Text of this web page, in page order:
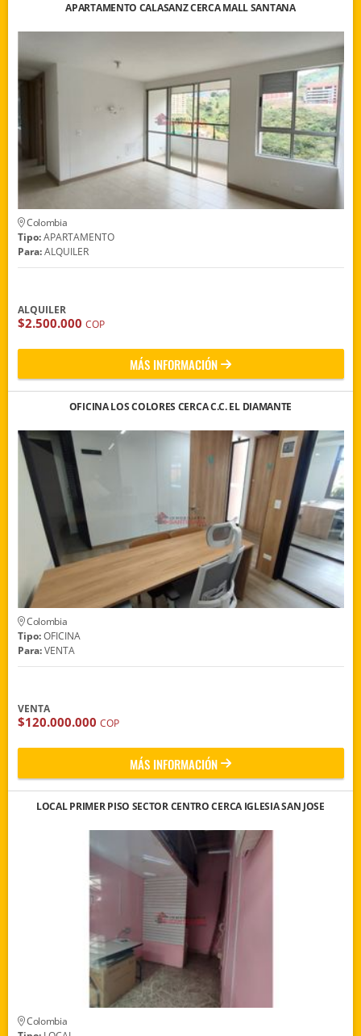
APARTAMENTO CALASANZ CERCA MALL SANTANA
Colombia
Tipo:APARTAMENTO
Para:ALQUILER
ALQUILER
$2.500.000 COP
MÁS INFORMACIÓN
OFICINA LOS COLORES CERCA C.C. EL DIAMANTE
Colombia
Tipo:OFICINA
Para:VENTA
VENTA
$120.000.000 COP
MÁS INFORMACIÓN
LOCAL PRIMER PISO SECTOR CENTRO CERCA IGLESIA SAN JOSE
Colombia